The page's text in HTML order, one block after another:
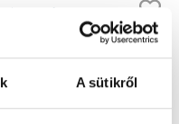
A sütikről
u. 58. fsz. 3
01.